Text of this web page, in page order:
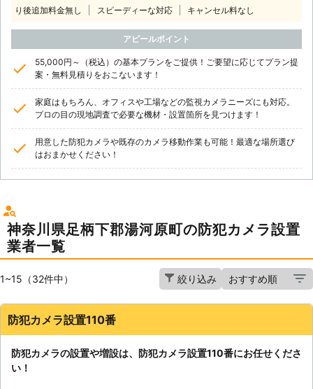
り後追加料金無し
スピーディーな対応 キャンセル料なし
アピールポイント
55,000円～（税込）の基本プランをご提供！ご要望に応じてプラン提
案・無料見積りをおこないます！
家庭はもちろん、オフィスや工場などの監視カメラニーズにも対応。
プロの目の現地調査で必要な機材・設置箇所を見つけます！
用意した防犯カメラや既存のカメラ移動作業も可能！最適な場所選び
はおまかせください！
神奈川県足柄下郡湯河原町の防犯カメラ設置
業者一覧
1~15（32件中） 絞り込み
防犯カメラ設置110番
防犯カメラの設置や増設は、防犯カメラ設置110番にお任せくださ
い！